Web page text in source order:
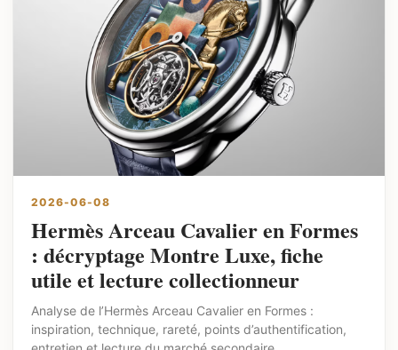
2026-06-08
Hermès Arceau Cavalier en Formes
: décryptage Montre Luxe, fiche
utile et lecture collectionneur
Analyse de l’Hermès Arceau Cavalier en Formes :
inspiration, technique, rareté, points d’authentification,